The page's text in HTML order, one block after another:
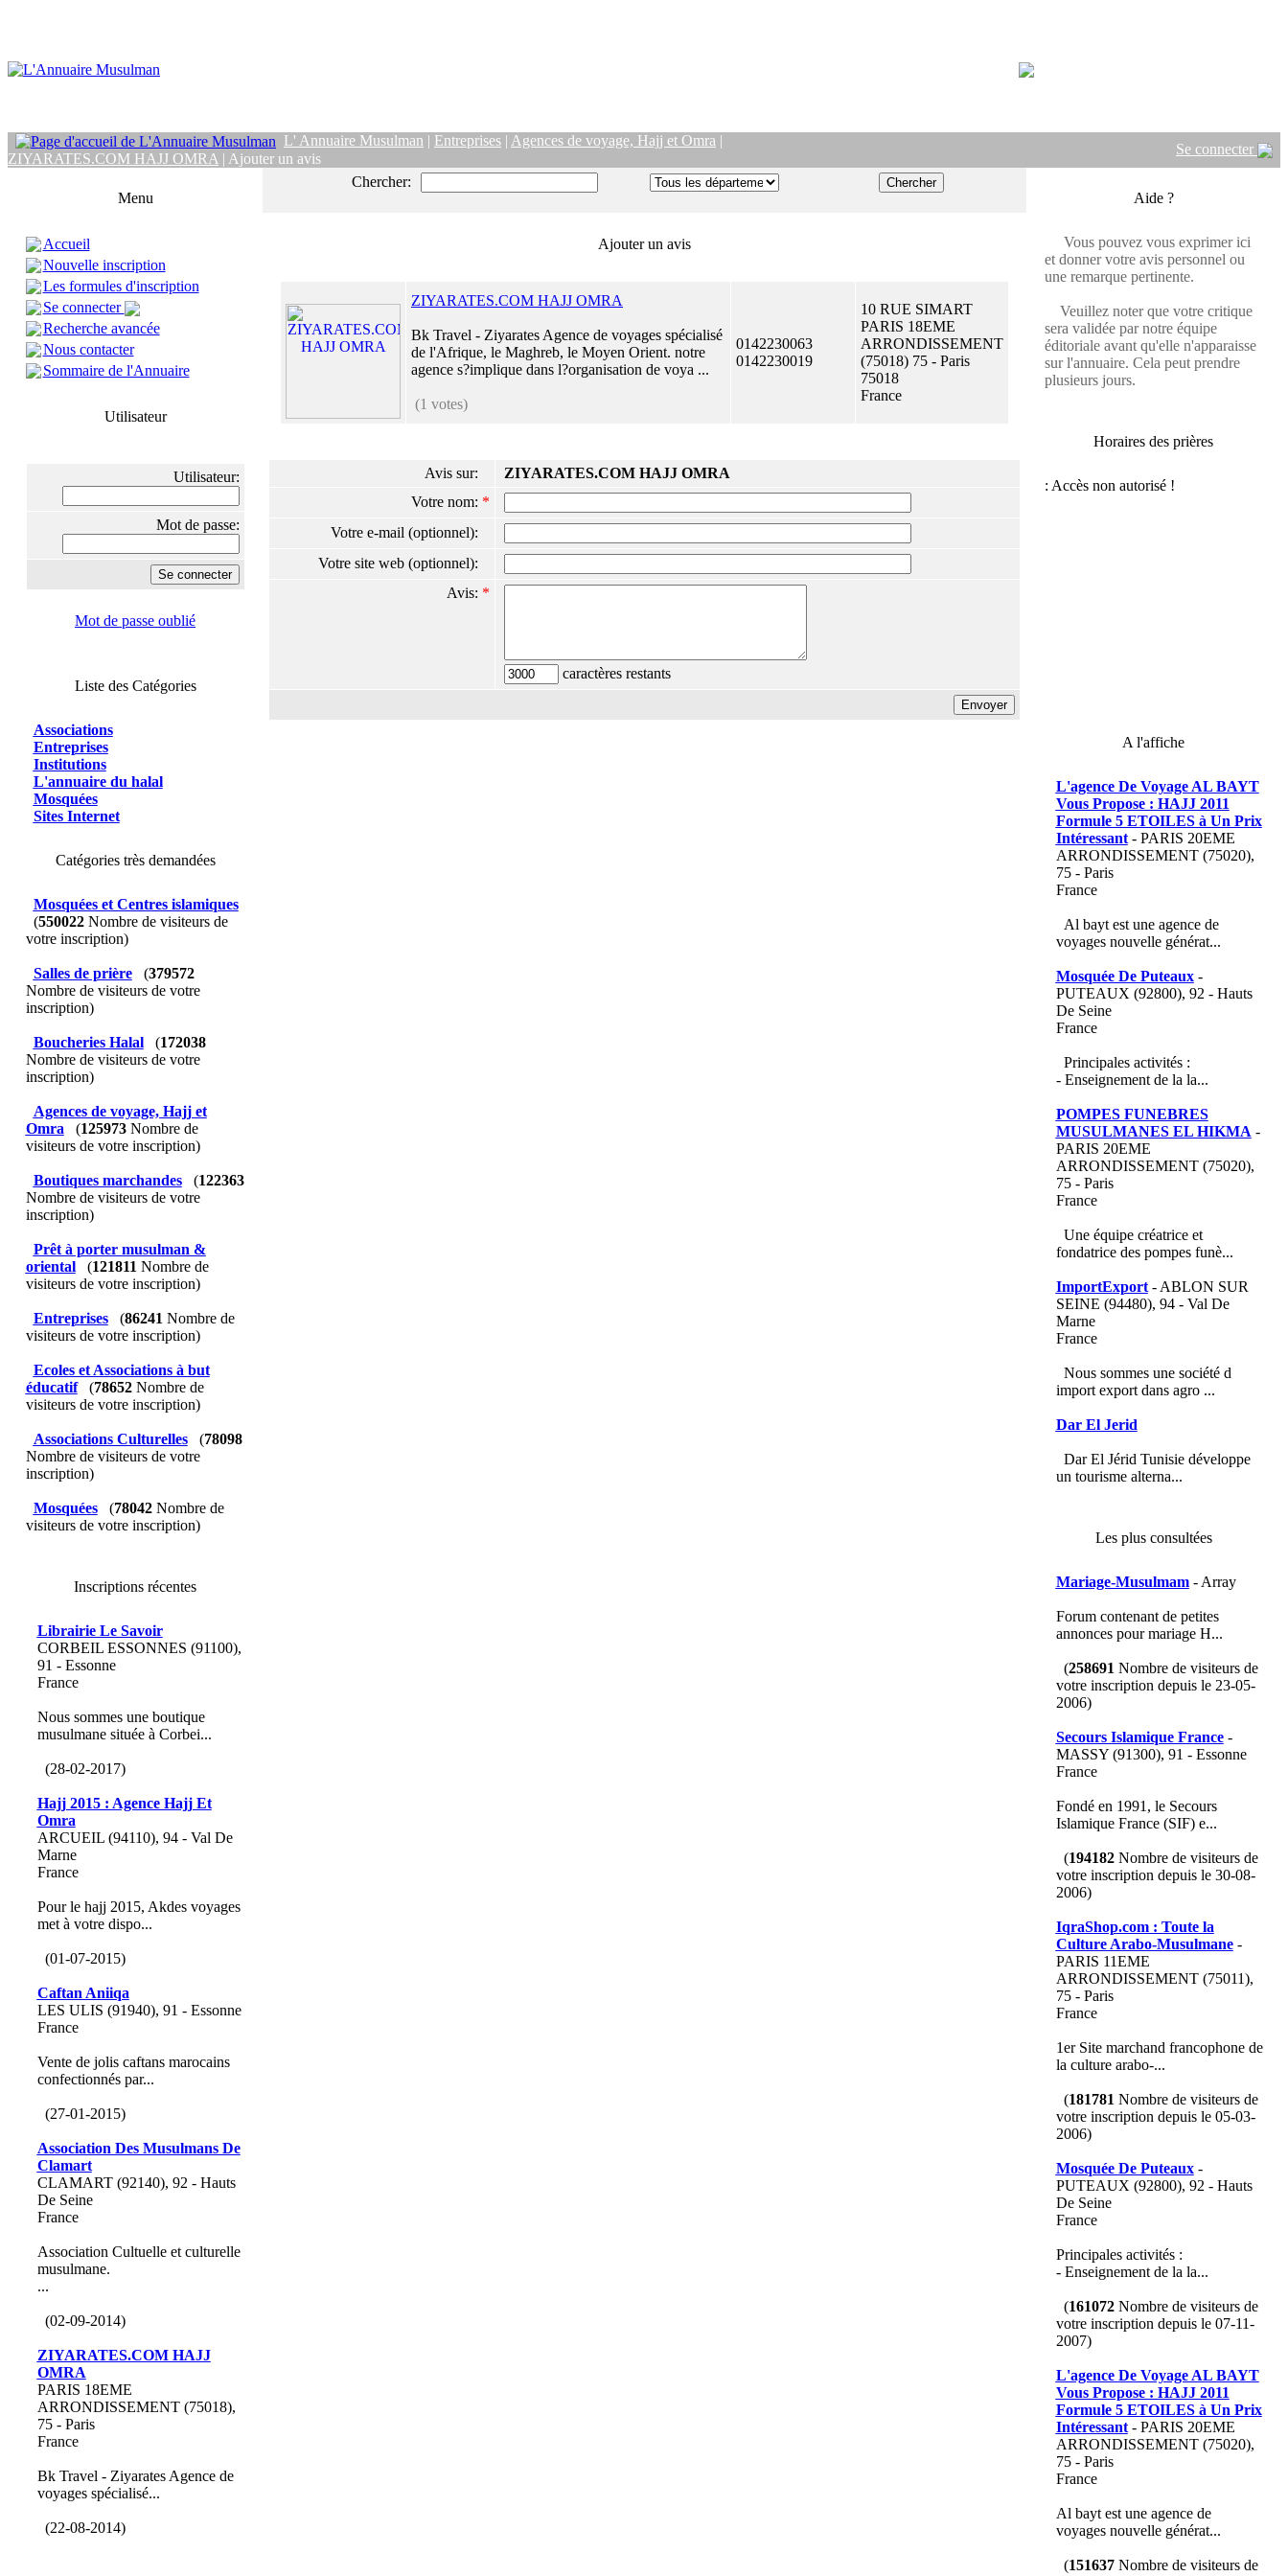
L' Annuaire Musulman | Entreprises | Agences de voyage, Hajj et Omra |
ZIYARATES.COM HAJJ OMRA | Ajouter un avis
Se connecter
Menu
Accueil
Nouvelle inscription
Les formules d'inscription
Se connecter
Recherche avancée
Nous contacter
Sommaire de l'Annuaire
Utilisateur
Utilisateur:
Mot de passe:
Mot de passe oublié
Liste des Catégories
Associations
Entreprises
Institutions
L'annuaire du halal
Mosquées
Sites Internet
Catégories très demandées
Mosquées et Centres islamiques
(550022Nombre de visiteurs de
votre inscription)
Salles de prière (379572
Nombre de visiteurs de votre
inscription)
Boucheries Halal (172038
Nombre de visiteurs de votre
inscription)
Agences de voyage, Hajj et
Omra
(125973Nombre de
visiteurs de votre inscription)
Boutiques marchandes (122363
Nombre de visiteurs de votre
inscription)
Prêt à porter musulman &
oriental
(121811 Nombre de
visiteurs de votre inscription)
Entreprises (86241 Nombre de
visiteurs de votre inscription)
Ecoles et Associations à but
éducatif
(78652Nombre de
visiteurs de votre inscription)
Associations Culturelles (78098
Nombre de visiteurs de votre
inscription)
Mosquées (78042Nombre de
visiteurs de votre inscription)
Inscriptions récentes
Librairie Le Savoir
CORBEIL ESSONNES (91100),
91 - Essonne
France
Nous sommes une boutique
musulmane située à Corbei...
(28-02-2017)
Hajj 2015 : Agence Hajj Et
Omra
ARCUEIL (94110), 94 - Val De
Marne
France
Pour le hajj 2015, Akdes voyages
met à votre dispo...
(01-07-2015)
Caftan Aniiqa
LES ULIS (91940), 91 - Essonne
France
Vente de jolis caftans marocains
confectionnés par...
(27-01-2015)
Association Des Musulmans De
Clamart
CLAMART (92140), 92 - Hauts
De Seine
France
Association Cultuelle et culturelle
musulmane.
...
(02-09-2014)
ZIYARATES.COM HAJJ
OMRA
PARIS 18EME
ARRONDISSEMENT (75018),
75 - Paris
France
Bk Travel - Ziyarates Agence de
voyages spécialisé...
(22-08-2014)
Chercher:
Ajouter un avis
ZIYARATES.COM HAJJ OMRA
Bk Travel - Ziyarates Agence de voyages spécialisé
de l'Afrique, le Maghreb, le Moyen Orient. notre
agence s?implique dans l?organisation de voya ...
(1 votes)
0142230063
0142230019
10 RUE SIMART
PARIS 18EME
ARRONDISSEMENT
(75018) 75 - Paris
75018
France
Avis sur:
ZIYARATES.COM HAJJ OMRA
Votre nom: *
Votre e-mail (optionnel):
Votre site web (optionnel):
Avis: *
caractères restants
Aide ?
Vous pouvez vous exprimer ici
et donner votre avis personnel ou
une remarque pertinente.
Veuillez noter que votre critique
sera validée par notre équipe
éditoriale avant qu'elle n'apparaisse
sur l'annuaire. Cela peut prendre
plusieurs jours.
Horaires des prières
A l'affiche
L'agence De Voyage AL BAYT
Vous Propose : HAJJ 2011
Formule 5 ETOILES à Un Prix
Intéressant- PARIS 20EME
ARRONDISSEMENT (75020),
75 - Paris
France
Al bayt est une agence de
voyages nouvelle générat...
Mosquée De Puteaux-
PUTEAUX (92800), 92 - Hauts
De Seine
France
Principales activités :
- Enseignement de la la...
POMPES FUNEBRES
MUSULMANES EL HIKMA -
PARIS 20EME
ARRONDISSEMENT (75020),
75 - Paris
France
Une équipe créatrice et
fondatrice des pompes funè...
ImportExport- ABLON SUR
SEINE (94480), 94 - Val De
Marne
France
Nous sommes une société d
import export dans agro ...
Dar El Jerid
Dar El Jérid Tunisie développe
un tourisme alterna...
Les plus consultées
Mariage-Musulmam- Array
Forum contenant de petites
annonces pour mariage H...
(258691 Nombre de visiteurs de
votre inscription depuis le 23-05-
2006)
Secours Islamique France-
MASSY (91300), 91 - Essonne
France
Fondé en 1991, le Secours
Islamique France (SIF) e...
(194182Nombre de visiteurs de
votre inscription depuis le 30-08-
2006)
IqraShop.com : Toute la
Culture Arabo-Musulmane-
PARIS 11EME
ARRONDISSEMENT (75011),
75 - Paris
France
1er Site marchand francophone de
la culture arabo-...
(181781 Nombre de visiteurs de
votre inscription depuis le 05-03-
2006)
Mosquée De Puteaux-
PUTEAUX (92800), 92 - Hauts
De Seine
France
Principales activités :
- Enseignement de la la...
(161072Nombre de visiteurs de
votre inscription depuis le 07-11-
2007)
L'agence De Voyage AL BAYT
Vous Propose : HAJJ 2011
Formule 5 ETOILES à Un Prix
Intéressant- PARIS 20EME
ARRONDISSEMENT (75020),
75 - Paris
France
Al bayt est une agence de
voyages nouvelle générat...
(151637Nombre de visiteurs de